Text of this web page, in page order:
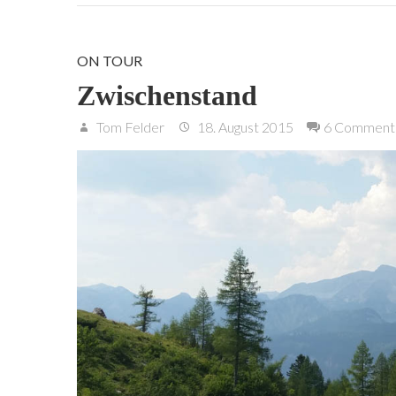
ON TOUR
Zwischenstand
Tom Felder 18. August 2015 6